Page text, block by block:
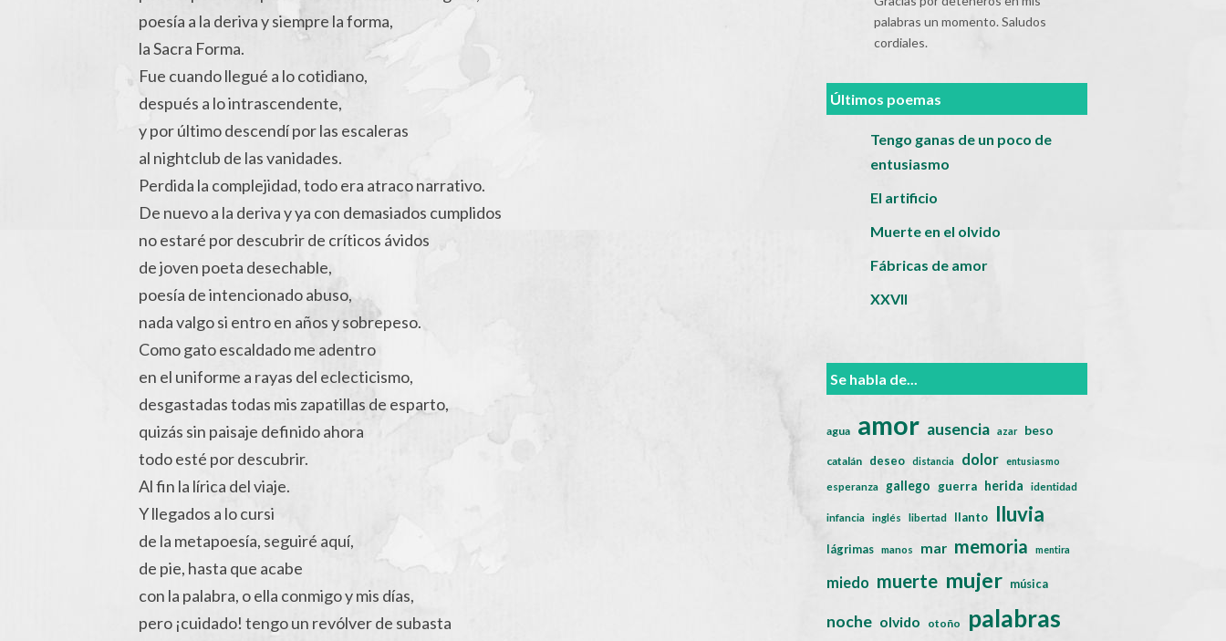
poesía a la deriva y siempre la forma,
la Sacra Forma.
Fue cuando llegué a lo cotidiano,
después a lo intrascendente,
y por último descendí por las escaleras
al nightclub de las vanidades.
Perdida la complejidad, todo era atraco narrativo.
De nuevo a la deriva y ya con demasiados cumplidos
no estaré por descubrir de críticos ávidos
de joven poeta desechable,
poesía de intencionado abuso,
nada valgo si entro en años y sobrepeso.
Como gato escaldado me adentro
en el uniforme a rayas del eclecticismo,
desgastadas todas mis zapatillas de esparto,
quizás sin paisaje definido ahora
todo esté por descubrir.
Al fin la lírica del viaje.
Y llegados a lo cursi
de la metapoesía, seguiré aquí,
de pie, hasta que acabe
con la palabra, o ella conmigo y mis días,
pero ¡cuidado! tengo un revólver de subasta
palabras un momento. Saludos
cordiales.
Últimos poemas
Tengo ganas de un poco de
entusiasmo
El artificio
Muerte en el olvido
Fábricas de amor
XXVII
Se habla de...
agua amor ausencia azar beso
catalán deseo distancia dolor entusiasmo
esperanza gallego guerra herida identidad
infancia inglés libertad llanto lluvia
lágrimas manos mar memoria mentira
miedo muerte mujer música
noche olvido otoño palabras